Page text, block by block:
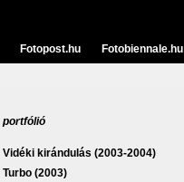
Fotopost.hu Fotobiennale.hu
portfólió
Vidéki kirándulás (2003-2004)
Turbo (2003)